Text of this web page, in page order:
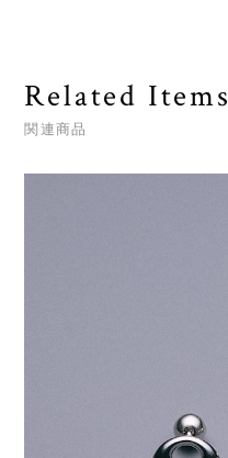
Related Items
関連商品